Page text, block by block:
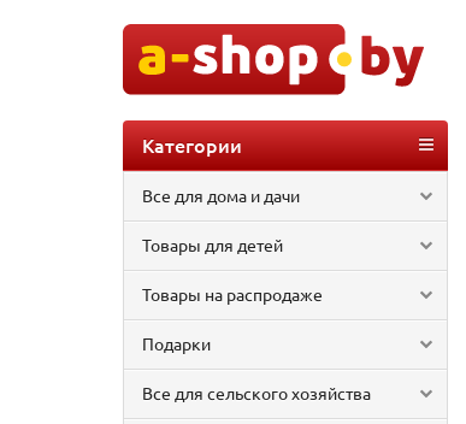
Категории
Все для дома и дачи
Товары для детей
Товары на распродаже
Подарки
Все для сельского хозяйства